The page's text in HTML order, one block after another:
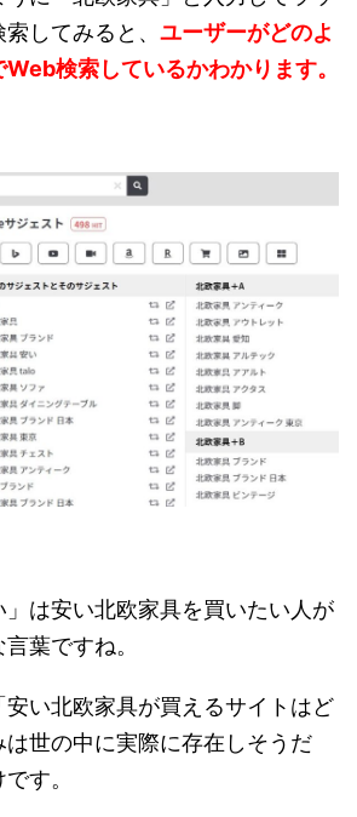
してみると、 ユーザーがどのよ
検索しているかわかります。
は安い北欧家具を買いたい人が
葉ですね。
い北欧家具が買えるサイトはど
は世の中に実際に存在しそうだ
す。